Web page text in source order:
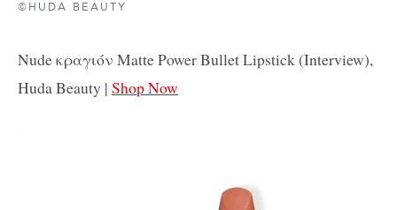
©HUDA BEAUTY
Nude κραγιόν Matte Power Bullet Lipstick (Interview),
Huda Beauty | Shop Now